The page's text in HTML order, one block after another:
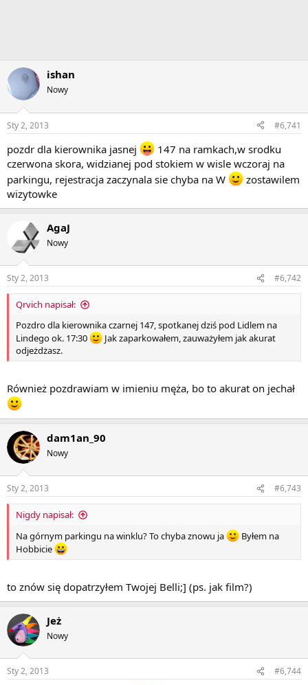
ishan
Nowy
Sty 2, 2013 #6,741
pozdr dla kierownika jasnej
147 na ramkach,w srodku
czerwona skora, widzianej pod stokiem w wisle wczoraj na
parkingu, rejestracja zaczynala sie chyba na W
zostawilem
wizytowke
AgaJ
Nowy
Sty 2, 2013 #6,742
Qrvich napisał:
Pozdro dla kierownika czarnej 147, spotkanej dziś pod Lidlem na
Lindego ok. 17:30
Jak zaparkowałem, zauważyłem jak akurat
odjeżdżasz.
Również pozdrawiam w imieniu męża, bo to akurat on jechał
dam1an_90
Nowy
Sty 2, 2013 #6,743
Nigdy napisał:
Na górnym parkingu na winklu? To chyba znowu ja
Byłem na
Hobbicie
to znów się dopatrzyłem Twojej Belli;] (ps. jak film?)
Jeż
Nowy
Sty 2, 2013 #6,744